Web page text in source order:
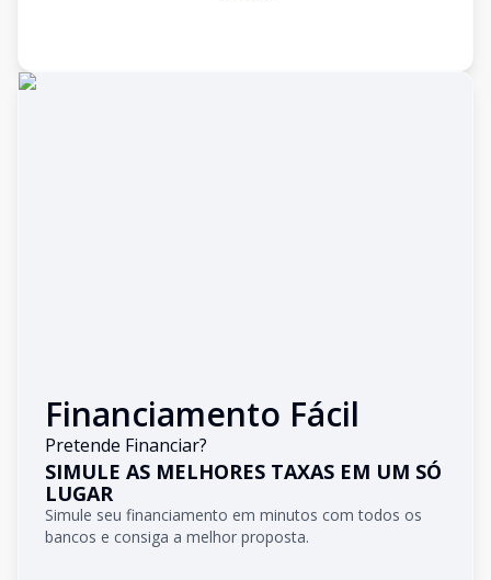
Financiamento Fácil
Pretende Financiar?
SIMULE AS MELHORES TAXAS EM UM SÓ
LUGAR
Simule seu financiamento em minutos com todos os
bancos e consiga a melhor proposta.